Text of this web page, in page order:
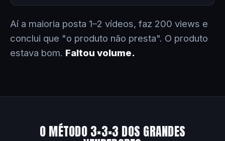
Aí a maioria posta 1–2 vídeos, faz 200 views e
conclui que "o produto não presta". O produto
estava bom. Faltou volume.
O MÉTODO 3×3×3 DOS GRANDES